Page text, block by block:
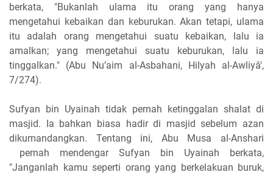
berkata, "Bukanlah ulama itu orang yang hanya
mengetahui kebaikan dan keburukan. Akan tetapi, ulama
itu adalah orang mengetahui suatu kebaikan, lalu ia
amalkan; yang mengetahui suatu keburukan, lalu ia
tinggalkan." (Abu Nu’aim al-Asbahani, Hilyah al-Awliyâ',
7/274).
Sufyan bin Uyainah tidak pernah ketinggalan shalat di
masjid. Ia bahkan biasa hadir di masjid sebelum azan
dikumandangkan. Tentang ini, Abu Musa al-Anshari
pernah mendengar Sufyan bin Uyainah berkata,
"Janganlah kamu seperti orang yang berkelakuan buruk,